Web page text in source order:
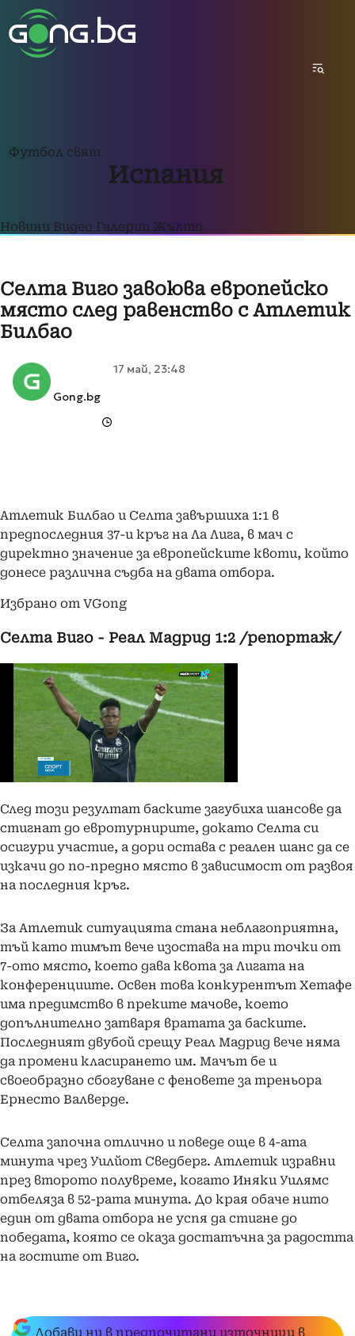
Футбол свят
Испания
Новини Видео Галерии Жълто
Селта Виго завоюва европейско
място след равенство с Атлетик
Билбао
Gong.bg
17 май, 23:48
Атлетик Билбао и Селта завършиха 1:1 в
предпоследния 37-и кръг на Ла Лига, в мач с
директно значение за европейските квоти, който
донесе различна съдба на двата отбора.
Избрано от VGong
Селта Виго - Реал Мадрид 1:2 /репортаж/
След този резултат баските загубиха шансове да
стигнат до евротурнирите, докато Селта си
осигури участие, а дори остава с реален шанс да се
изкачи до по-предно място в зависимост от развоя
на последния кръг.
За Атлетик ситуацията стана неблагоприятна,
тъй като тимът вече изостава на три точки от
7-ото място, което дава квота за Лигата на
конференциите. Освен това конкурентът Хетафе
има предимство в преките мачове, което
допълнително затваря вратата за баските.
Последният двубой срещу Реал Мадрид вече няма
да промени класирането им. Мачът бе и
своеобразно сбогуване с феновете за треньора
Ернесто Валверде.
Селта започна отлично и поведе още в 4-ата
минута чрез Уилйот Сведберг. Атлетик изравни
през второто полувреме, когато Иняки Уилямс
отбеляза в 52-рата минута. До края обаче нито
един от двата отбора не успя да стигне до
победата, която се оказа достатъчна за радостта
на гостите от Виго.
Добави ни в предпочитани източници в